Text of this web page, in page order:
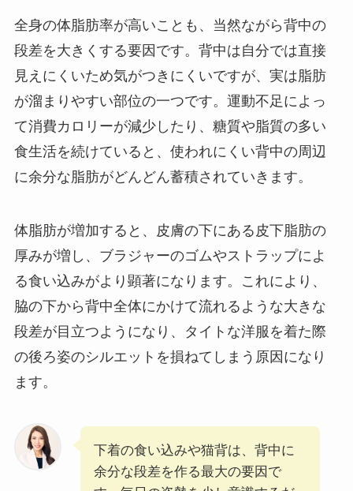
全身の体脂肪率が高いことも、当然ながら背中の
段差を大きくする要因です。背中は自分では直接
見えにくいため気がつきにくいですが、実は脂肪
が溜まりやすい部位の一つです。運動不足によっ
て消費カロリーが減少したり、糖質や脂質の多い
食生活を続けていると、使われにくい背中の周辺
に余分な脂肪がどんどん蓄積されていきます。
体脂肪が増加すると、皮膚の下にある皮下脂肪の
厚みが増し、ブラジャーのゴムやストラップによ
る食い込みがより顕著になります。これにより、
脇の下から背中全体にかけて流れるような大きな
段差が目立つようになり、タイトな洋服を着た際
の後ろ姿のシルエットを損ねてしまう原因になり
ます。
下着の食い込みや猫背は、背中に
余分な段差を作る最大の要因で